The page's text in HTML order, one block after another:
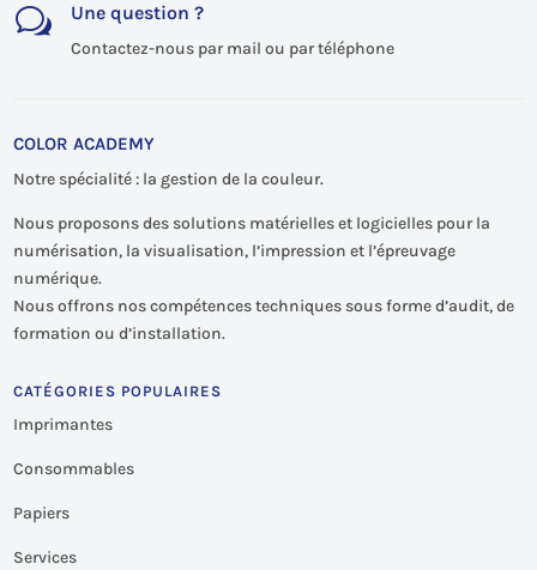
w Une question ?
Contactez-nous par mail ou par téléphone
COLOR ACADEMY
Notre spécialité : la gestion de la couleur.
Nous proposons des solutions matérielles et logicielles pour la
numérisation, la visualisation, l’impression et l’épreuvage
numérique.
Nous offrons nos compétences techniques sous forme d’audit, de
formation ou d’installation.
CATÉGORIES POPULAIRES
Imprimantes
Consommables
Papiers
Services